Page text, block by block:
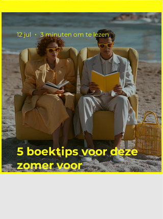
5 boektips voor deze
zomer voor
12 jul 3 minuten om te lezen